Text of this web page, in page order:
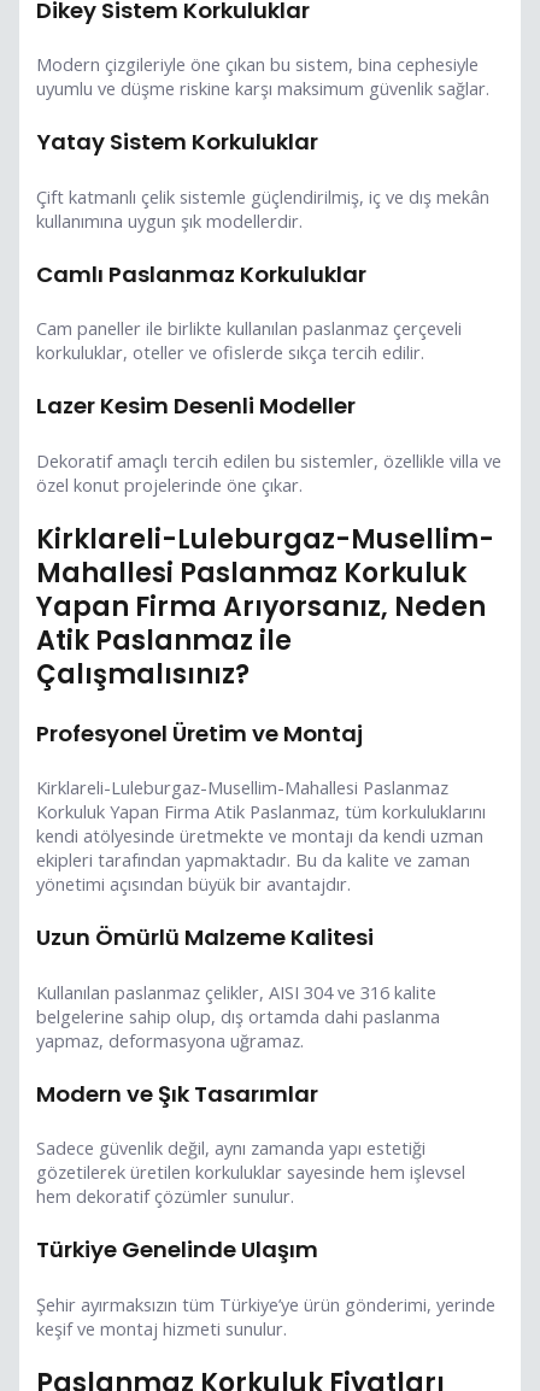
Dikey Sistem Korkuluklar
Modern çizgileriyle öne çıkan bu sistem, bina cephesiyle
uyumlu ve düşme riskine karşı maksimum güvenlik sağlar.
Yatay Sistem Korkuluklar
Çift katmanlı çelik sistemle güçlendirilmiş, iç ve dış mekân
kullanımına uygun şık modellerdir.
Camlı Paslanmaz Korkuluklar
Cam paneller ile birlikte kullanılan paslanmaz çerçeveli
korkuluklar, oteller ve ofislerde sıkça tercih edilir.
Lazer Kesim Desenli Modeller
Dekoratif amaçlı tercih edilen bu sistemler, özellikle villa ve
özel konut projelerinde öne çıkar.
Kirklareli-Luleburgaz-Musellim-
Mahallesi Paslanmaz Korkuluk
Yapan Firma Arıyorsanız, Neden
Atik Paslanmaz ile
Çalışmalısınız?
Profesyonel Üretim ve Montaj
Kirklareli-Luleburgaz-Musellim-Mahallesi Paslanmaz
Korkuluk Yapan Firma Atik Paslanmaz, tüm korkuluklarını
kendi atölyesinde üretmekte ve montajı da kendi uzman
ekipleri tarafından yapmaktadır. Bu da kalite ve zaman
yönetimi açısından büyük bir avantajdır.
Uzun Ömürlü Malzeme Kalitesi
Kullanılan paslanmaz çelikler, AISI 304 ve 316 kalite
belgelerine sahip olup, dış ortamda dahi paslanma
yapmaz, deformasyona uğramaz.
Modern ve Şık Tasarımlar
Sadece güvenlik değil, aynı zamanda yapı estetiği
gözetilerek üretilen korkuluklar sayesinde hem işlevsel
hem dekoratif çözümler sunulur.
Türkiye Genelinde Ulaşım
Şehir ayırmaksızın tüm Türkiye’ye ürün gönderimi, yerinde
keşif ve montaj hizmeti sunulur.
Paslanmaz Korkuluk Fiyatları